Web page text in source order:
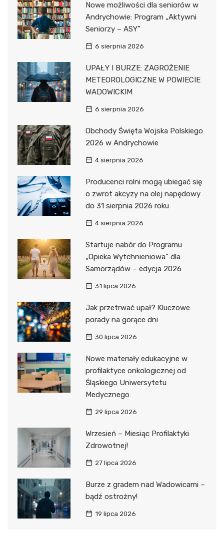
Nowe możliwości dla seniorów w
Andrychowie: Program „Aktywni
Seniorzy – ASY”
6 sierpnia 2026
UPAŁY I BURZE: ZAGROŻENIE
METEOROLOGICZNE W POWIECIE
WADOWICKIM
6 sierpnia 2026
Obchody Święta Wojska Polskiego
2026 w Andrychowie
4 sierpnia 2026
Producenci rolni mogą ubiegać się
o zwrot akcyzy na olej napędowy
do 31 sierpnia 2026 roku
4 sierpnia 2026
Startuje nabór do Programu
„Opieka Wytchnieniowa” dla
Samorządów – edycja 2026
31 lipca 2026
Jak przetrwać upał? Kluczowe
porady na gorące dni
30 lipca 2026
Nowe materiały edukacyjne w
profilaktyce onkologicznej od
Śląskiego Uniwersytetu
Medycznego
29 lipca 2026
Wrzesień – Miesiąc Profilaktyki
Zdrowotnej!
27 lipca 2026
Burze z gradem nad Wadowicami –
bądź ostrożny!
19 lipca 2026